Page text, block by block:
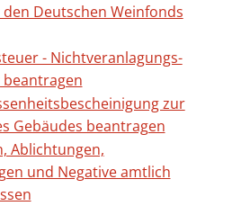
Deutschen Weinfonds
- Nichtveranlagungs-
beantragen
zur
Gebäudes beantragen
Ablichtungen,
und Negative amtlich